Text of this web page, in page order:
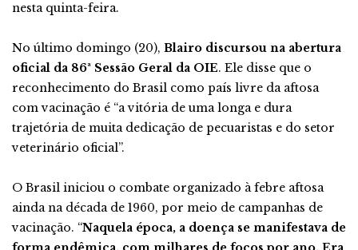
nesta quinta-feira.
No último domingo (20), Blairo discursou na abertura
oficial da 86ª Sessão Geral da OIE. Ele disse que o
reconhecimento do Brasil como país livre da aftosa
com vacinação é “a vitória de uma longa e dura
trajetória de muita dedicação de pecuaristas e do setor
veterinário oficial”.
O Brasil iniciou o combate organizado à febre aftosa
ainda na década de 1960, por meio de campanhas de
vacinação. “Naquela época, a doença se manifestava de